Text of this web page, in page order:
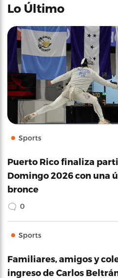
Lo Último
Sports
Puerto Rico finaliza
Domingo 2026 con una
bronce
0
Sports
Familiares, amigos y
ingreso de Carlos